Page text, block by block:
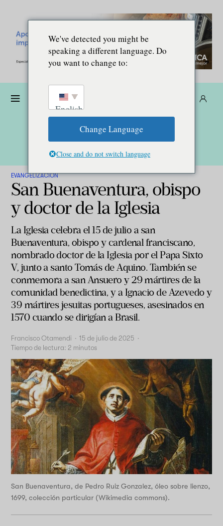
EVANGELIZACIÓN
San Buenaventura, obispo
y doctor de la Iglesia
La Iglesia celebra el 15 de julio a san
Buenaventura, obispo y cardenal franciscano,
nombrado doctor de la Iglesia por el Papa Sixto
V, junto a santo Tomás de Aquino. También se
conmemora a san Ansuero y 29 mártires de la
comunidad benedictina, y a Ignacio de Azevedo y
39 mártires jesuitas portugueses, asesinados en
1570 cuando se dirigían a Brasil.
Francisco Otamendi · 15 de julio de 2025 ·
Tiempo de lectura: 2 minutos
San Buenaventura, de Pedro Ruiz Gonzalez, óleo sobre lienzo,
1699, colección particular (Wikimedia commons).
We've detected you might be
speaking a different language. Do
you want to change to:
English
Change Language
Close and do not switch language